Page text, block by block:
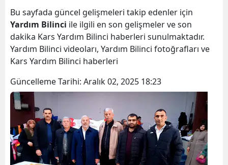
Aydın
Balıkesir
Bilecik
Bitlis
Bolu
Burdur
Bursa
Bu sayfada güncel gelişmeleri takip edenler için
Yardım Bilinci ile ilgili en son gelişmeler ve son
dakika Kars Yardım Bilinci haberleri sunulmaktadır.
Yardım Bilinci videoları, Yardım Bilinci fotoğrafları ve
Kars Yardım Bilinci haberleri
Güncelleme Tarihi: Aralık 02, 2025 18:23